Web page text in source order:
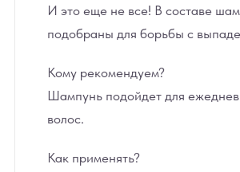
И это еще не все! В составе
подобраны для борьбы с
Кому рекомендуем?
Шампунь подойдет для
волос.
Как применять?